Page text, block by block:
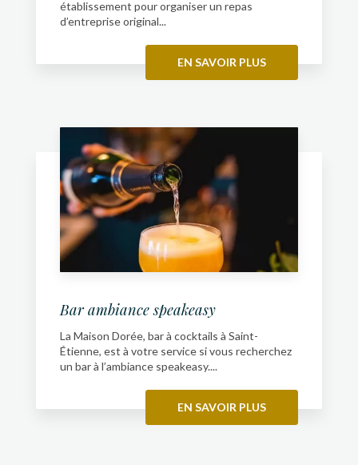
établissement pour organiser un repas
d’entreprise original...
EN SAVOIR PLUS
Bar ambiance speakeasy
La Maison Dorée, bar à cocktails à Saint-
Étienne, est à votre service si vous recherchez
un bar à l’ambiance speakeasy....
EN SAVOIR PLUS